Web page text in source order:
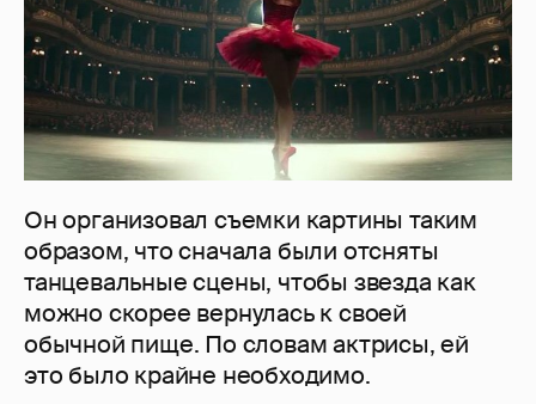
Он организовал съемки картины таким
образом, что сначала были отсняты
танцевальные сцены, чтобы звезда как
можно скорее вернулась к своей
обычной пище. По словам актрисы, ей
это было крайне необходимо.